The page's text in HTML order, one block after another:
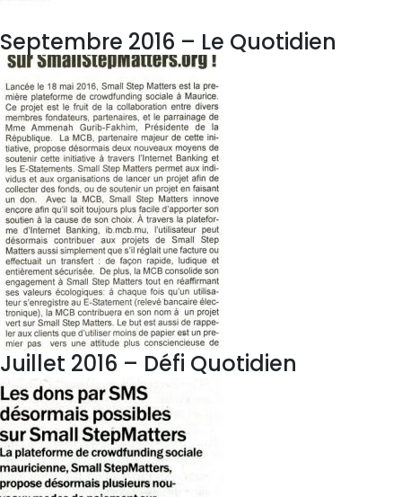
Septembre 2016 – Le Quotidien
Juillet 2016 – Défi Quotidien